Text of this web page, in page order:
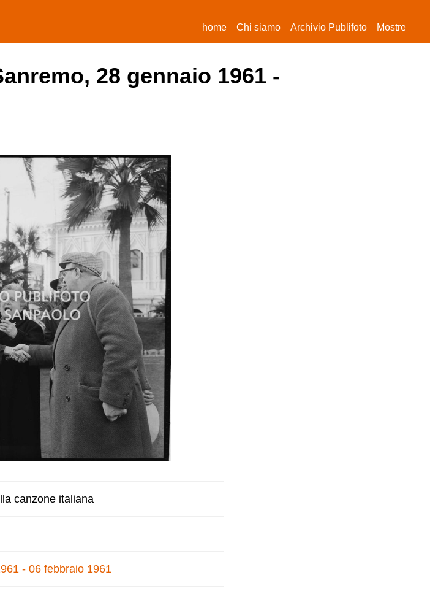
home(current)
Chi siamo Archivio Publifoto Mostre
28 gennaio 1961 -
canzone italiana
- 06 febbraio 1961